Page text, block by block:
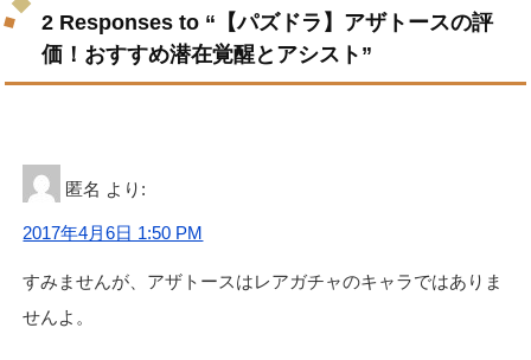
2 Responses to “【パズドラ】アザトースの評
価！おすすめ潜在覚醒とアシスト”
匿名 より:
2017年4月6日 1:50 PM
すみませんが、アザトースはレアガチャのキャラではありま
せんよ。